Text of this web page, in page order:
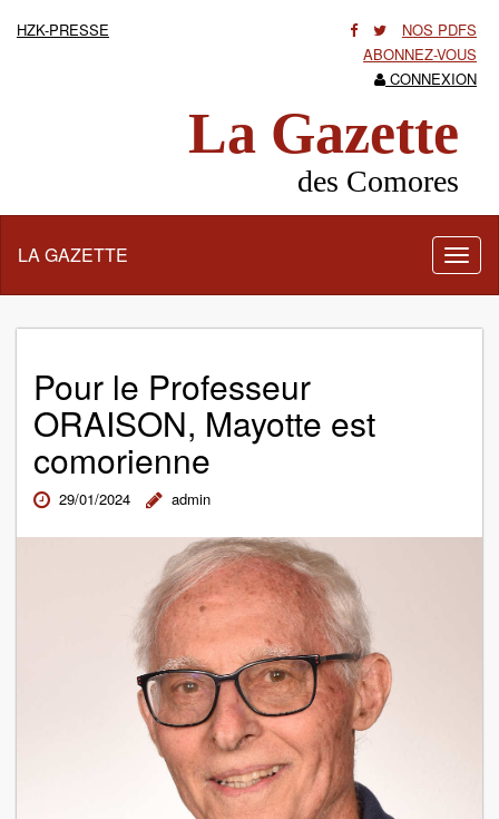
HZK-PRESSE
NOS PDFS
ABONNEZ-VOUS
CONNEXION
La Gazette
des Comores
la
LA GAZETTE
Pour le Professeur
ORAISON, Mayotte est
comorienne
29/01/2024 admin